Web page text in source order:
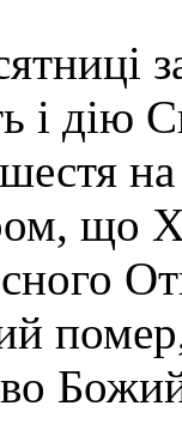
і дію
що
помер,